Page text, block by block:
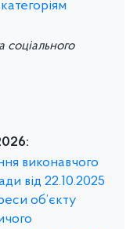
соціального
виконавчого
від 22.10.2025
об’єкту